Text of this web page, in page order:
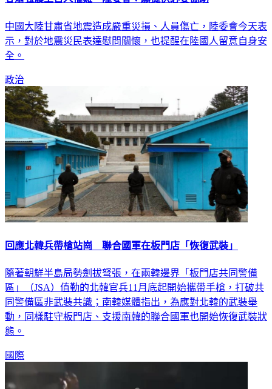
中國大陸甘肅省地震造成嚴重災損、人員傷亡，陸委會今天表
示，對於地震災民表達慰問關懷，也提醒在陸國人留意自身安
全。
政治
回應北韓兵帶槍站崗 聯合國軍在板門店「恢復武裝」
隨著朝鮮半島局勢劍拔弩張，在兩韓邊界「板門店共同警備
區」（JSA）值勤的北韓官兵11月底起開始攜帶手槍，打破共
同警備區非武裝共識；南韓媒體指出，為應對北韓的武裝舉
動，同樣駐守板門店、支援南韓的聯合國軍也開始恢復武裝狀
態。
國際